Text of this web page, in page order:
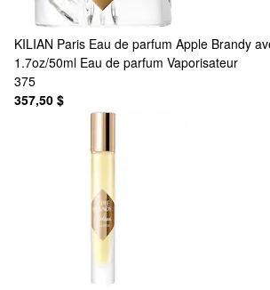
KILIAN Paris Eau de parfum Apple Brandy
1.7oz/50ml Eau de parfum Vaporisateur
375
357,50 $